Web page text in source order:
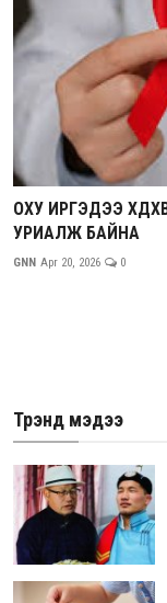
ОХУ ИРГЭДЭЭ
УРИАЛЖ БАЙНА
GNN Apr 20, 2026 0
Трэнд мэдээ